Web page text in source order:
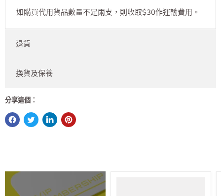
如購買代用貨品數量不足兩支，則收取$30作運輸費用。
退貨
換貨及保養
分享這個：